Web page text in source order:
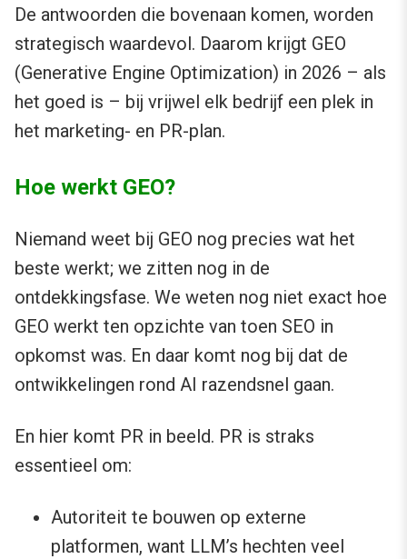
De antwoorden die bovenaan komen, worden
strategisch waardevol. Daarom krijgt GEO
(Generative Engine Optimization) in 2026 – als
het goed is – bij vrijwel elk bedrijf een plek in
het marketing- en PR-plan.
Hoe werkt GEO?
Niemand weet bij GEO nog precies wat het
beste werkt; we zitten nog in de
ontdekkingsfase. We weten nog niet exact hoe
GEO werkt ten opzichte van toen SEO in
opkomst was. En daar komt nog bij dat de
ontwikkelingen rond AI razendsnel gaan.
En hier komt PR in beeld. PR is straks
essentieel om:
Autoriteit te bouwen op externe
platformen, want LLM’s hechten veel